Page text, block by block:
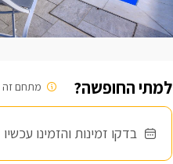
למתי החופשה? מתחם זה
בדקו זמינות והזמינו עכשיו